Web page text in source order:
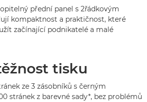
přední panel s 2řádkovým
kompaktnost a praktičnost, které
začínající podnikatelé a malé
tisku
ze 3 zásobníků s černým
stránek z barevné sady*, bez problémů